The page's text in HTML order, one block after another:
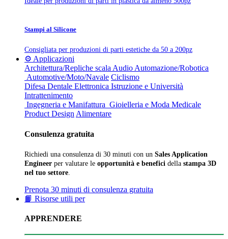
Stampi al Silicone
Consigliata per produzioni di parti estetiche da 50 a 200pz
⚙️ Applicazioni
Architettura/Repliche scala Audio Automazione/Robotica
Automotive/Moto/Navale Ciclismo
Difesa Dentale Elettronica Istruzione e Università
Intrattenimento
Ingegneria e Manifattura Gioielleria e Moda Medicale
Product Design Alimentare
Consulenza gratuita
Richiedi una consulenza di 30 minuti con un Sales Application
Engineer per valutare le opportunità e benefici della stampa 3D
nel tuo settore
Prenota 30 minuti di consulenza gratuita
📙 Risorse utili per
APPRENDERE